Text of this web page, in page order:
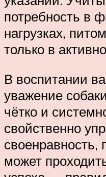
потребность в
нагрузках,
только в
В воспитании
уважение
чётко и
свойственно
своенравность,
может